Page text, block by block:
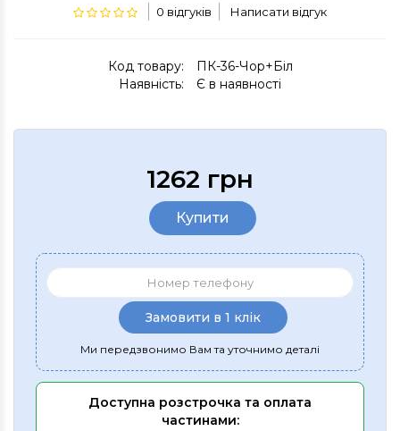
0 відгуків Написати відгук
Код товару:
ПК-36-Чор+Біл
Наявність:
Є в наявності
1262 грн
Купити
Замовити в 1 клік
Ми передзвонимо Вам та уточнимо деталі
Доступна розстрочка та оплата
частинами: